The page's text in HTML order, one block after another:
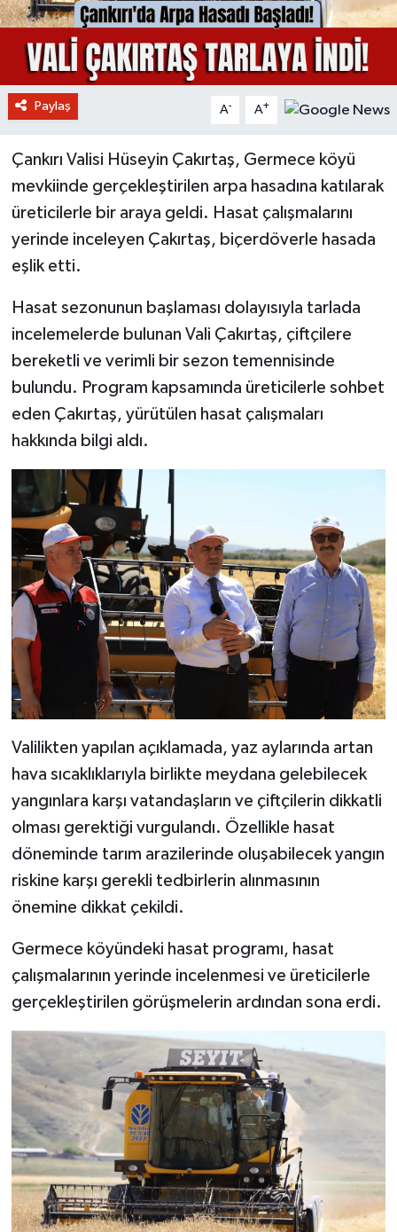
Paylaş A- A+
Çankırı Valisi Hüseyin Çakırtaş, Germece köyü
mevkiinde gerçekleştirilen arpa hasadına katılarak
üreticilerle bir araya geldi. Hasat çalışmalarını
yerinde inceleyen Çakırtaş, biçerdöverle hasada
eşlik etti.
Hasat sezonunun başlaması dolayısıyla tarlada
incelemelerde bulunan Vali Çakırtaş, çiftçilere
bereketli ve verimli bir sezon temennisinde
bulundu. Program kapsamında üreticilerle sohbet
eden Çakırtaş, yürütülen hasat çalışmaları
hakkında bilgi aldı.
Valilikten yapılan açıklamada, yaz aylarında artan
hava sıcaklıklarıyla birlikte meydana gelebilecek
yangınlara karşı vatandaşların ve çiftçilerin dikkatli
olması gerektiği vurgulandı. Özellikle hasat
döneminde tarım arazilerinde oluşabilecek yangın
riskine karşı gerekli tedbirlerin alınmasının
önemine dikkat çekildi.
Germece köyündeki hasat programı, hasat
çalışmalarının yerinde incelenmesi ve üreticilerle
gerçekleştirilen görüşmelerin ardından sona erdi.